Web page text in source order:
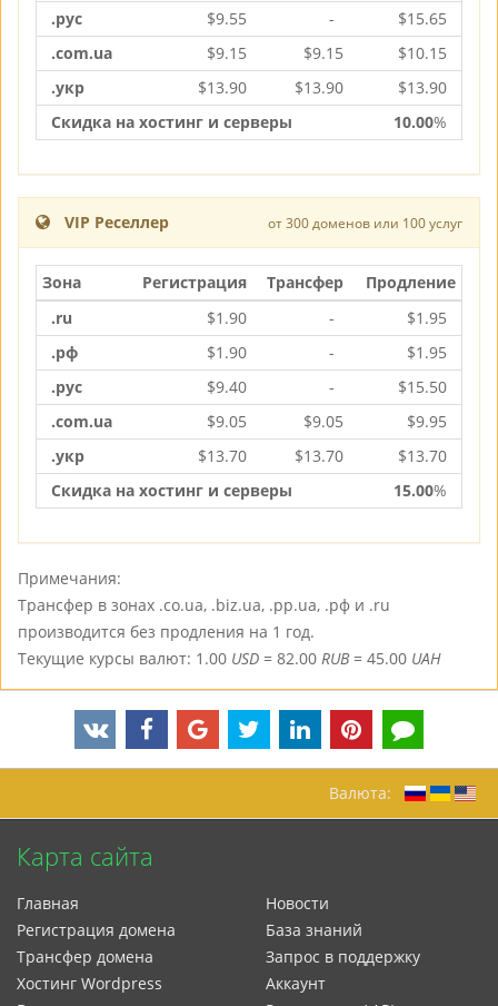
.рус
$9.55 - $15.65
.com.ua
$9.15 $9.15 $10.15
.укр
$13.90 $13.90 $13.90
Скидка на хостинг и серверы
10.00%
VIP Реселлер от 300 доменов или 100 услуг
Зона Регистрация Трансфер
Продление
.ru
$1.90 - $1.95
.рф
$1.90 - $1.95
.рус
$9.40 - $15.50
.com.ua
$9.05 $9.05 $9.95
.укр
$13.70 $13.70 $13.70
Скидка на хостинг и серверы
15.00%
Примечания:
Трансфер в зонах .co.ua, .biz.ua, .pp.ua, .рф и .ru
производится без продления на 1 год.
Текущие курсы валют: 1.00 USD = 82.00 RUB= 45.00 UAH
Валюта:
Карта сайта
Главная
Регистрация домена
Трансфер домена
Xостинг Wordpress
Новости
База знаний
Запрос в поддержку
Аккаунт